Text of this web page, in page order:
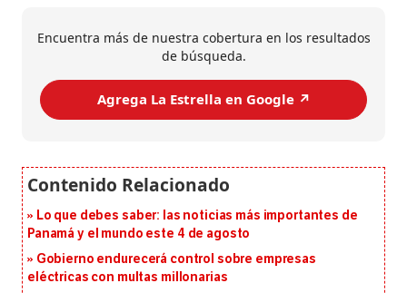
Encuentra más de nuestra cobertura en los resultados
de búsqueda.
Agrega La Estrella en Google ↗️
Lo que debes saber: las noticias más importantes de
Panamá y el mundo este 4 de agosto
Gobierno endurecerá control sobre empresas
eléctricas con multas millonarias